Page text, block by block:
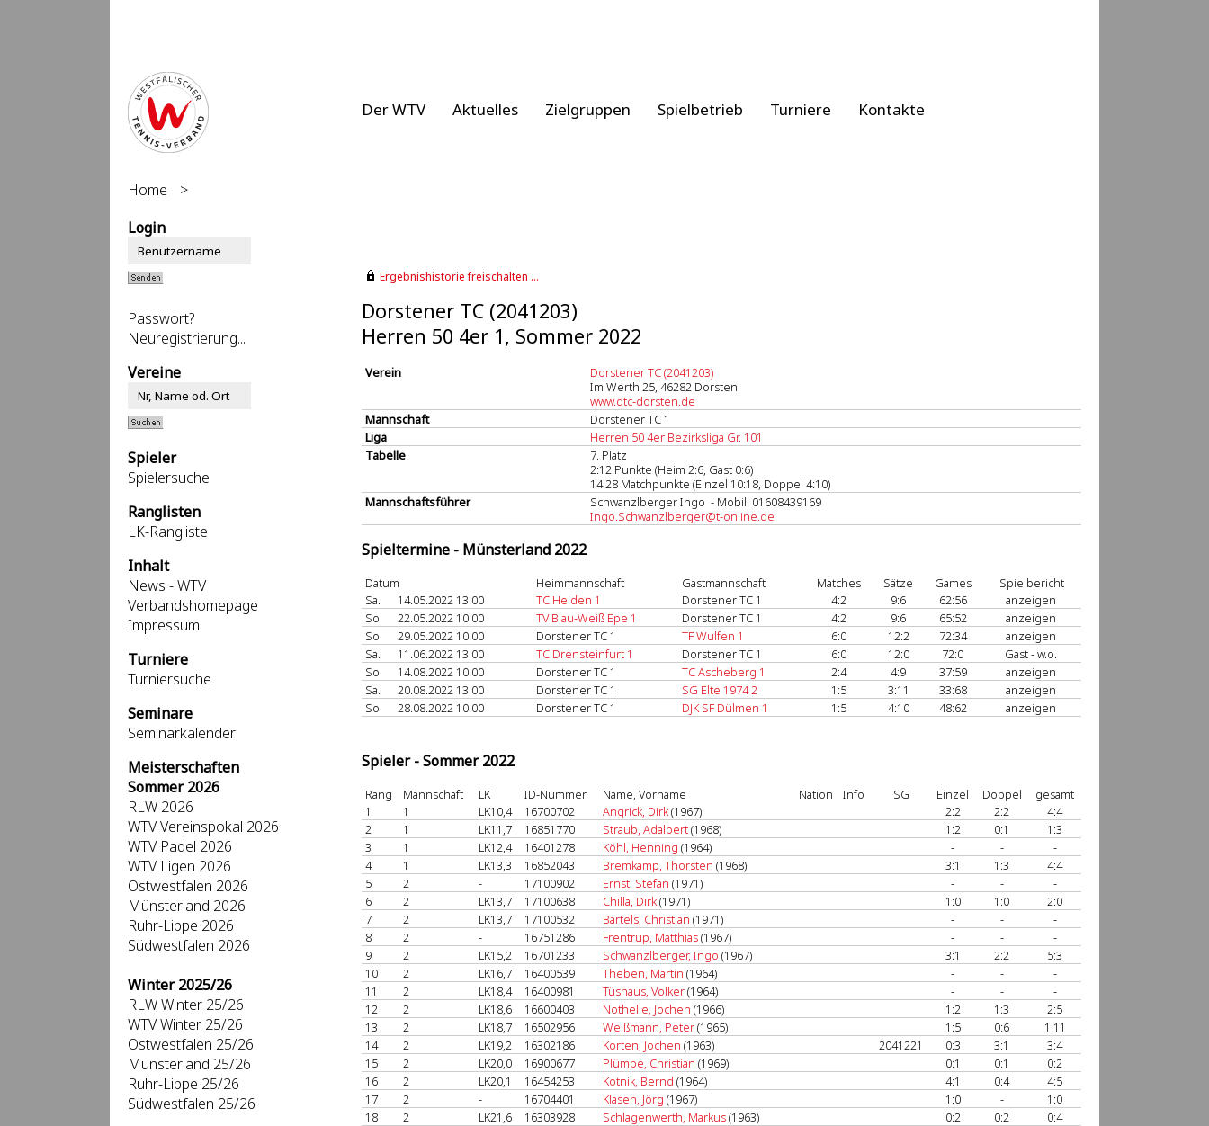
Der WTV Aktuelles Zielgruppen Spielbetrieb Turniere Kontakte
Home
>
Login
Passwort?
Neuregistrierung...
Vereine
Spieler
Spielersuche
Ranglisten
LK-Rangliste
Inhalt
News - WTV
Verbandshomepage
Impressum
Turniere
Turniersuche
Seminare
Seminarkalender
Meisterschaften
Sommer 2026
RLW 2026
WTV Vereinspokal 2026
WTV Padel 2026
WTV Ligen 2026
Ostwestfalen 2026
Münsterland 2026
Ruhr-Lippe 2026
Südwestfalen 2026
Winter 2025/26
RLW Winter 25/26
WTV Winter 25/26
Ostwestfalen 25/26
Münsterland 25/26
Ruhr-Lippe 25/26
Südwestfalen 25/26
Ergebnishistorie freischalten ...
Dorstener TC (2041203)
Herren 50 4er 1, Sommer 2022
Verein
Dorstener TC (2041203)
Im Werth 25, 46282 Dorsten
www.dtc-dorsten.de
Mannschaft
Dorstener TC 1
Liga
Herren 50 4er Bezirksliga Gr. 101
Tabelle
7. Platz
2:12 Punkte (Heim 2:6, Gast 0:6)
14:28 Matchpunkte (Einzel 10:18, Doppel 4:10)
Mannschaftsführer
Schwanzlberger Ingo - Mobil: 01608439169
Ingo.Schwanzlberger@t-online.de
Spieltermine - Münsterland 2022
Datum Heimmannschaft Gastmannschaft Matches Sätze Games
Spielbericht
Sa.
14.05.2022 13:00 TC Heiden 1 Dorstener TC 1 4:2 9:6 62:56
anzeigen
So.
22.05.2022 10:00 TV Blau-Weiß Epe 1 Dorstener TC 1 4:2 9:6 65:52
anzeigen
So.
29.05.2022 10:00 Dorstener TC 1 TF Wulfen 1 6:0 12:2 72:34
anzeigen
Sa.
11.06.2022 13:00 TC Drensteinfurt 1 Dorstener TC 1 6:0 12:0 72:0
Gast - w.o.
So.
14.08.2022 10:00 Dorstener TC 1 TC Ascheberg 1 2:4 4:9 37:59
anzeigen
Sa.
20.08.2022 13:00 Dorstener TC 1 SG Elte 1974 2 1:5 3:11 33:68
anzeigen
So.
28.08.2022 10:00 Dorstener TC 1 DJK SF Dülmen 1 1:5 4:10 48:62 anzeigen
Spieler - Sommer 2022
Rang Mannschaft LK ID-Nummer Name, Vorname Nation Info SG Einzel Doppel
gesamt
1
1 LK10,4 16700702 Angrick, Dirk(1967) 2:2 2:2
4:4
2
1 LK11,7 16851770 Straub, Adalbert(1968) 1:2 0:1
1:3
3
1 LK12,4 16401278 Köhl, Henning (1964) - -
-
4
1 LK13,3 16852043 Bremkamp, Thorsten (1968) 3:1 1:3
4:4
5
2 - 17100902 Ernst, Stefan (1971) - -
-
6
2 LK13,7 17100638 Chilla, Dirk(1971) 1:0 1:0
2:0
7
2 LK13,7 17100532 Bartels, Christian (1971) - -
-
8
2 - 16751286 Frentrup, Matthias(1967) - -
-
9
2 LK15,2 16701233 Schwanzlberger, Ingo (1967) 3:1 2:2
5:3
10
2 LK16,7 16400539 Theben, Martin (1964) - -
-
11
2 LK18,4 16400981 Tüshaus, Volker(1964) - -
-
12
2 LK18,6 16600403 Nothelle, Jochen (1966) 1:2 1:3
2:5
13
2 LK18,7 16502956 Weißmann, Peter(1965) 1:5 0:6
1:11
14
2 LK19,2 16302186 Korten, Jochen (1963) 2041221 0:3 3:1
3:4
15
2 LK20,0 16900677 Plümpe, Christian (1969) 0:1 0:1
0:2
16
2 LK20,1 16454253 Kotnik, Bernd (1964) 4:1 0:4
4:5
17
2 - 16704401 Klasen, Jörg (1967) 1:0 -
1:0
18
2 LK21,6 16303928 Schlagenwerth, Markus(1963) 0:2 0:2
0:4